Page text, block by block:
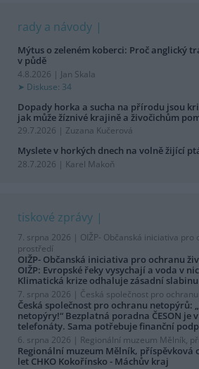
rady a návody
Mýtus o zeleném koberci: Proč anglický
v půdě
4.8.2026 | Jan Skala
Diskuse: 34
Dopady horka a sucha na přírodu jsou
jak může žíznivé krajině a živočichům
29.7.2026 | Zuzana Kučerová
Myslete v horkých dnech na volně žijící
28.7.2026 | Karel Makoň
tiskové zprávy
7. srpna 2026 | OIŽP- Občanská iniciativa pro
prostředí
OIŽP- Občanská iniciativa pro ochranu
OIŽP: Evropské řeky vysychají a voda v
Klimatická krize odhaluje zásadní
7. srpna 2026 | Česká společnost pro
Česká společnost pro ochranu netopýrů:
netopýry!“ Bezplatná poradna ČESON je
telefonáty. Sama potřebuje finanční
6. srpna 2026 | Regionální muzeum Mělník,
Regionální muzeum Mělník, příspěvková
let CHKO Kokořínsko - Máchův kraj